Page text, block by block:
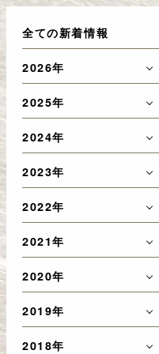
全ての新着情報
2026年
2025年
2024年
2023年
2022年
2021年
2020年
2019年
2018年